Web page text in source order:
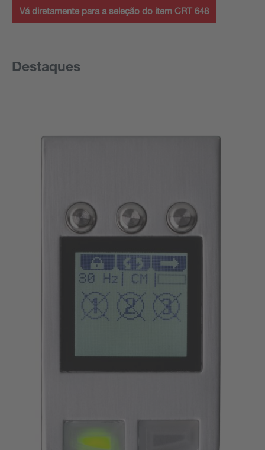
Vá diretamente para a seleção do item CRT 648
Destaques